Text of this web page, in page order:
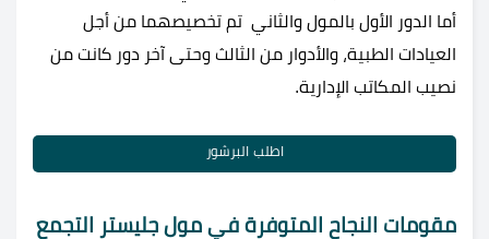
أما الدور الأول بالمول والثاني تم تخصيصهما من أجل
العيادات الطبية، والأدوار من الثالث وحتى آخر دور كانت من
نصيب المكاتب الإدارية.
اطلب البرشور
مقومات النجاح المتوفرة في مول جليستر التجمع